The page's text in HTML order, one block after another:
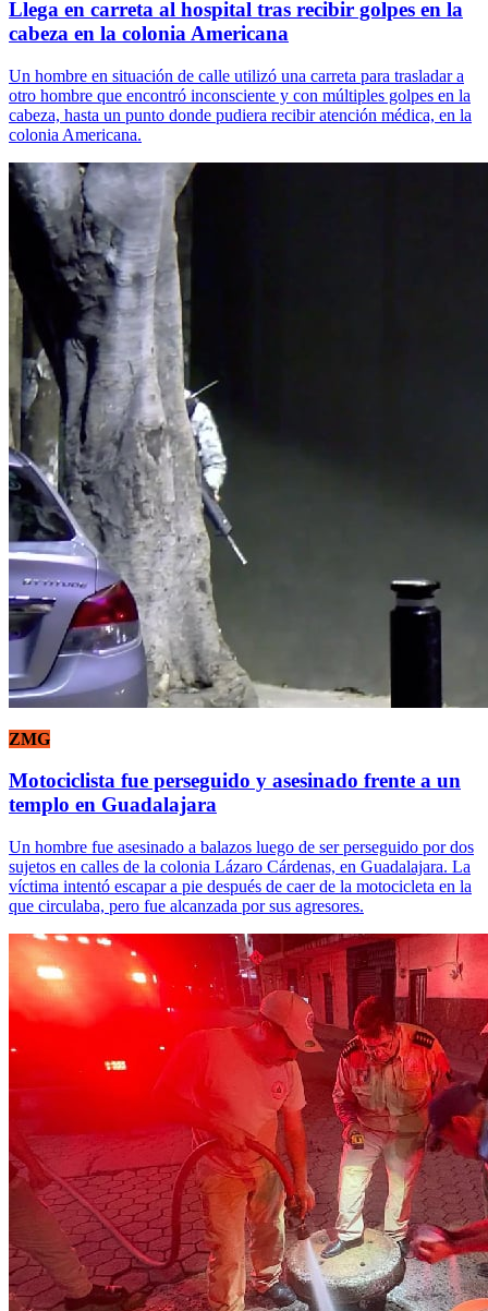
Llega en carreta al hospital tras recibir golpes en la
cabeza en la colonia Americana
Un hombre en situación de calle utilizó una carreta para trasladar a
otro hombre que encontró inconsciente y con múltiples golpes en la
cabeza, hasta un punto donde pudiera recibir atención médica, en la
colonia Americana.
ZMG
Motociclista fue perseguido y asesinado frente a un
templo en Guadalajara
Un hombre fue asesinado a balazos luego de ser perseguido por dos
sujetos en calles de la colonia Lázaro Cárdenas, en Guadalajara. La
víctima intentó escapar a pie después de caer de la motocicleta en la
que circulaba, pero fue alcanzada por sus agresores.